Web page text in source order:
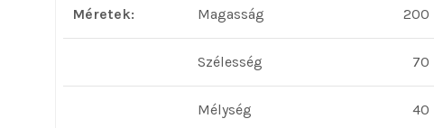
Méretek: Magasság 200
Szélesség 70
Mélység 40